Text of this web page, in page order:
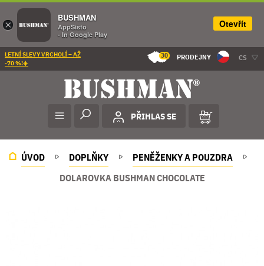
LETNÍ SLEVY VRCHOLÍ – AŽ
-70 %!☀️
30 PRODEJNY CS
PŘIHLAS SE
ÚVOD DOPLŇKY
PENĚŽENKY A POUZDRA
DOLAROVKA BUSHMAN CHOCOLATE
×
BUSHMAN
AppSisto
- In Google Play
Otevřít